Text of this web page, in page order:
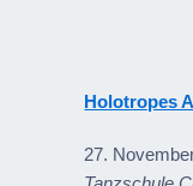
Holotropes
27.